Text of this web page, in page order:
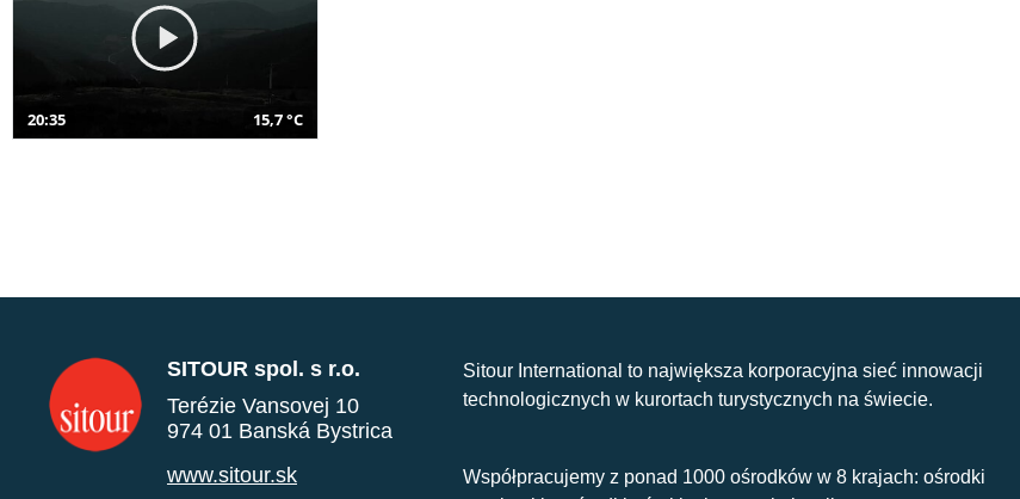
20:35 15,7 °C
SITOUR spol. s r.o.
Terézie Vansovej 10
974 01 Banská Bystrica
www.sitour.sk
Sitour International to największa korporacyjna sieć innowacji
technologicznych w kurortach turystycznych na świecie.
Współpracujemy z ponad 1000 ośrodków w 8 krajach: ośrodki